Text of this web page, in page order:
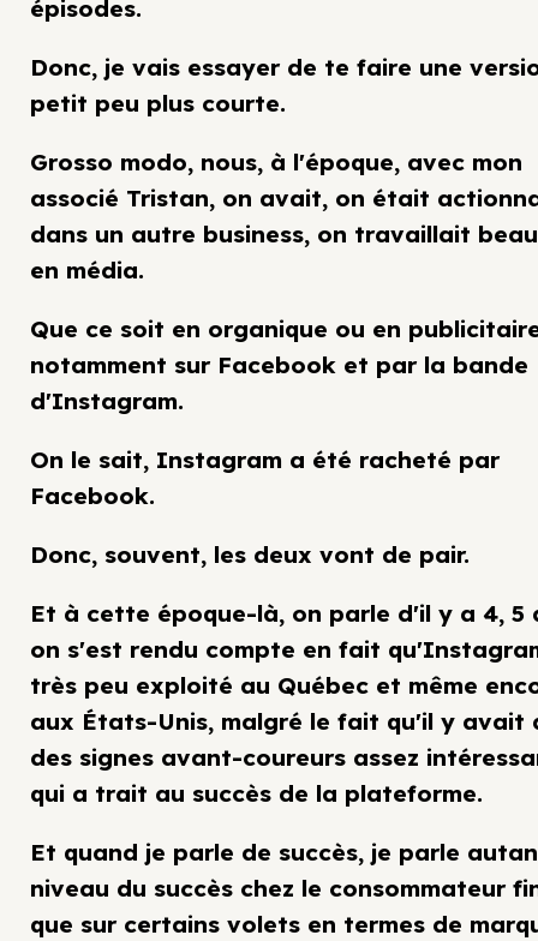
épisodes.
Donc, je vais essayer de te faire une
petit peu plus courte.
Grosso modo, nous, à l'époque, avec mon
associé Tristan, on avait, on était
dans un autre business, on travaillait
en média.
Que ce soit en organique ou en
notamment sur Facebook et par la bande
d'Instagram.
On le sait, Instagram a été racheté par
Facebook.
Donc, souvent, les deux vont de pair.
Et à cette époque-là, on parle d'il y a 4, 5
on s'est rendu compte en fait
très peu exploité au Québec et même
aux États-Unis, malgré le fait qu'il y avait
des signes avant-coureurs assez
qui a trait au succès de la plateforme.
Et quand je parle de succès, je parle
niveau du succès chez le consommateur
que sur certains volets en termes de